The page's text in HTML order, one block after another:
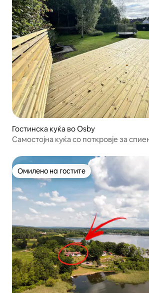
Гостинска куќа во Osby
Самостојна куќа со поткровје за
Омилено на гостите
Омилено на гостите